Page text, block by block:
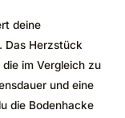
deine
Das Herzstück
im Vergleich zu
und eine
die Bodenhacke